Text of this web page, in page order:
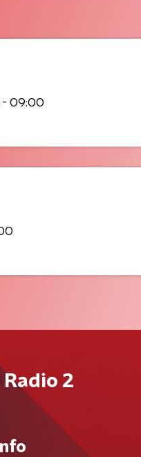
09:00
Radio 2
Info